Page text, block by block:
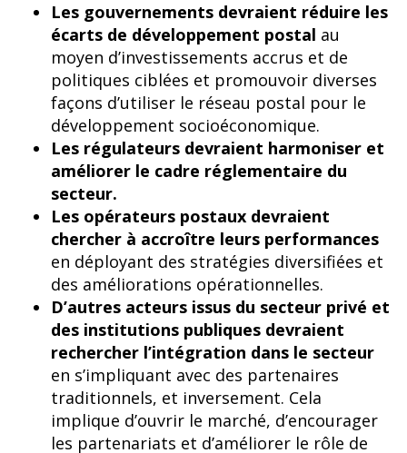
Les gouvernements devraient réduire les
écarts de développement postal au
moyen d’investissements accrus et de
politiques ciblées et promouvoir diverses
façons d’utiliser le réseau postal pour le
développement socioéconomique.
Les régulateurs devraient harmoniser et
améliorer le cadre réglementaire du
secteur.
Les opérateurs postaux devraient
chercher à accroître leurs performances
en déployant des stratégies diversifiées et
des améliorations opérationnelles.
D’autres acteurs issus du secteur privé et
des institutions publiques devraient
rechercher l’intégration dans le secteur
en s’impliquant avec des partenaires
traditionnels, et inversement. Cela
implique d’ouvrir le marché, d’encourager
les partenariats et d’améliorer le rôle de